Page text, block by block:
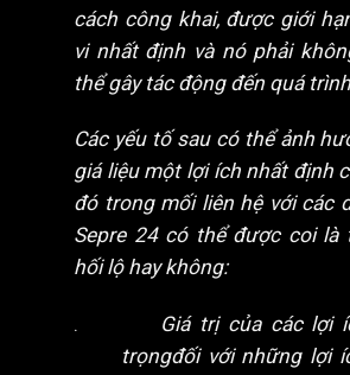
cách công khai, được giới
vi nhất định và nó phải
thể gây tác động đến quá
Các yếu tố sau có thể ảnh
giá liệu một lợi ích nhất định
đó trong mối liên hệ với các
Sepre 24 có thể được coi là
hối lộ hay không:
. Giá trị của các lợi
trọngđối với những lợi